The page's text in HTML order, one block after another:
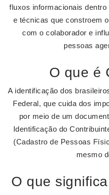
fluxos informacionais
e técnicas que constroem
com o colaborador e
pessoas
O que é
A identificação dos
Federal, que cuida dos
por meio de um
Identificação do
(Cadastro de Pessoas
mesmo
O que